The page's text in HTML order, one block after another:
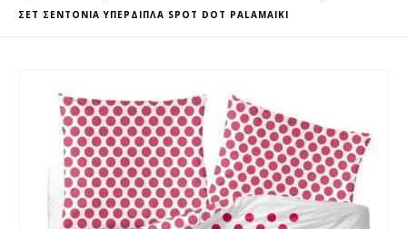
ΣΕΤ ΣΕΝΤΟΝΙΑ ΥΠΕΡΔΙΠΛΑ SPOT DOT PALAMAIKI